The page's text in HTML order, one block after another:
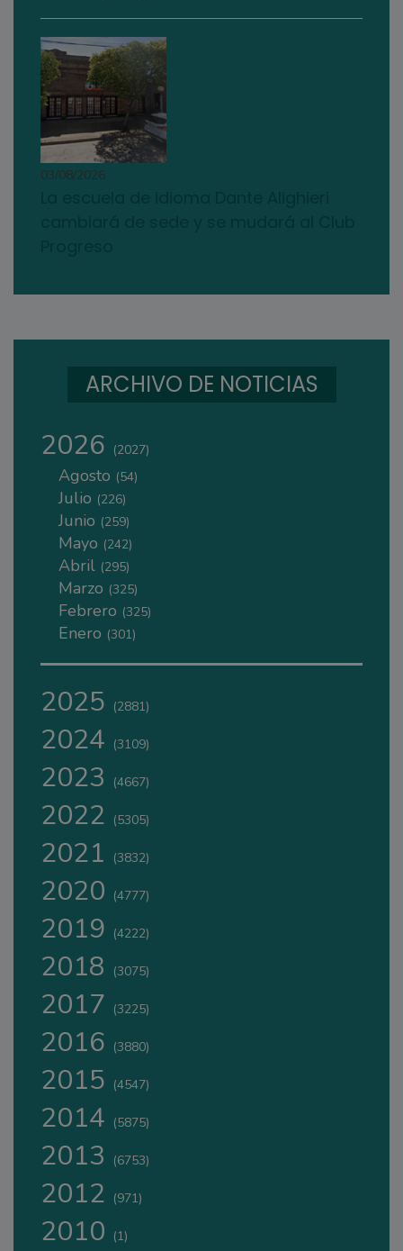
03/08/2026
ARCHIVO DE NOTICIAS
2026 (2027)
Agosto (54)
Julio (226)
Junio (259)
Mayo (242)
Abril (295)
Marzo (325)
Febrero (325)
Enero (301)
2025 (2881)
2024 (3109)
2023 (4667)
2022 (5305)
2021 (3832)
2020 (4777)
2019 (4222)
2018 (3075)
2017 (3225)
2016 (3880)
2015 (4547)
2014 (5875)
2013 (6753)
2012 (971)
2010 (1)